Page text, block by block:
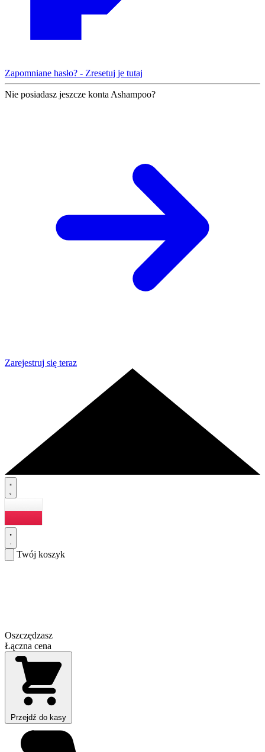
Zapomniane hasło? - Zresetuj je tutaj
Nie posiadasz jeszcze konta Ashampoo?
Zarejestruj się teraz
Twój koszyk
Oszczędzasz
Łączna cena
Przejdź do kasy